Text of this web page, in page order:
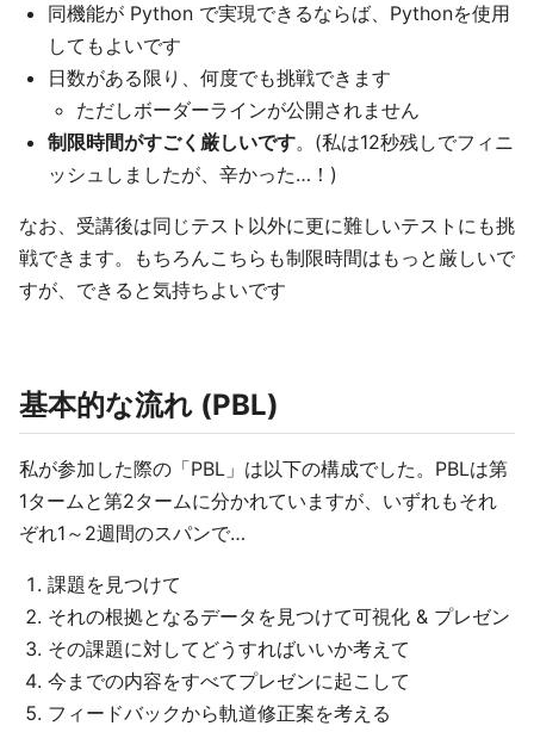
同機能が Python で実現できるならば、Pythonを使用
してもよいです
日数がある限り、何度でも挑戦できます
ただしボーダーラインが公開されません
制限時間がすごく厳しいです。(私は12秒残しでフィニ
ッシュしましたが、辛かった…！)
なお、受講後は同じテスト以外に更に難しいテストにも挑
戦できます。もちろんこちらも制限時間はもっと厳しいで
すが、できると気持ちよいです
基本的な流れ (PBL)
私が参加した際の「PBL」は以下の構成でした。PBLは第
1タームと第2タームに分かれていますが、いずれもそれ
ぞれ1～2週間のスパンで…
課題を見つけて
それの根拠となるデータを見つけて可視化 & プレゼン
その課題に対してどうすればいいか考えて
今までの内容をすべてプレゼンに起こして
フィードバックから軌道修正案を考える